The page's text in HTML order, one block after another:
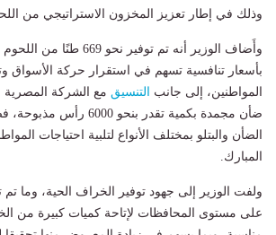
وذلك في إطار تعزيز المخزون الاستراتيجي من
وأَضاف الوزير أنه تم توفير
بأسعار تنافسية تسهم في استقرار حركة الأسواق
المواطنين، إلى جانب التنسيق مع الشركة المصرية
ضأن مجمدة بكمية تقدر بنحو
الضأن والبتلو بمختلف الأنواع لتلبية احتياجات
المبارك.
ولفت الوزير إلى جهود توفير الخراف الحية، وما
على مستوى المحافظات لإتاحة كميات كبيرة من